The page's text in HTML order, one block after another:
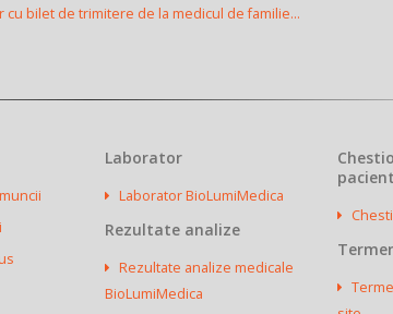
bilet de trimitere de la medicul de familie...
Laborator
Laborator BioLumiMedica
Rezultate analize
Rezultate analize medicale
BioLumiMedica
pacient